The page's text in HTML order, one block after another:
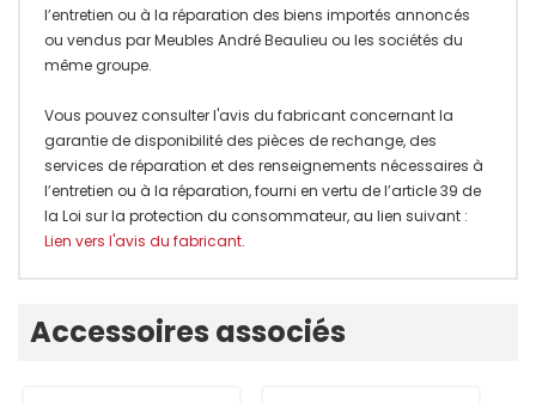
l’entretien ou à la réparation des biens importés annoncés
ou vendus par Meubles André Beaulieu ou les sociétés du
même groupe.
Vous pouvez consulter l'avis du fabricant concernant la
garantie de disponibilité des pièces de rechange, des
services de réparation et des renseignements nécessaires à
l’entretien ou à la réparation, fourni en vertu de l’article 39 de
la Loi sur la protection du consommateur, au lien suivant :
Lien vers l'avis du fabricant.
Accessoires associés